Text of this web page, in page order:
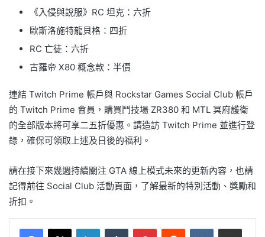
《入侵與說服》RC 坦克：六折
歐斯洛施特龍貝格：四折
RC 亡徒：六折
古羅帝 X80 概念款：半價
連結 Twitch Prime 帳戶與 Rockstar Games Social Club 帳戶
的 Twitch Prime 會員，購買鬥技場 ZR380 和 MTL 冥府護衛
的全部版本將可享二五折優惠。請造訪 Twitch Prime 並進行登
錄，確保可領取上述及日後的福利。
請在接下來幾週持續關注 GTA 線上模式未來的更新內容，也請
記得前往 Social Club 活動頁面，了解最新的特別活動、獎勵和
折扣。
LinkedInTumblr PinterestReddit VKontakteShare via Email